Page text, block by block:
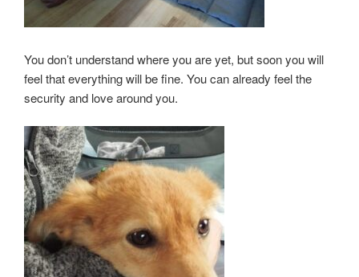
You don’t understand where you are yet, but soon you will
feel that everything will be fine. You can already feel the
security and love around you.